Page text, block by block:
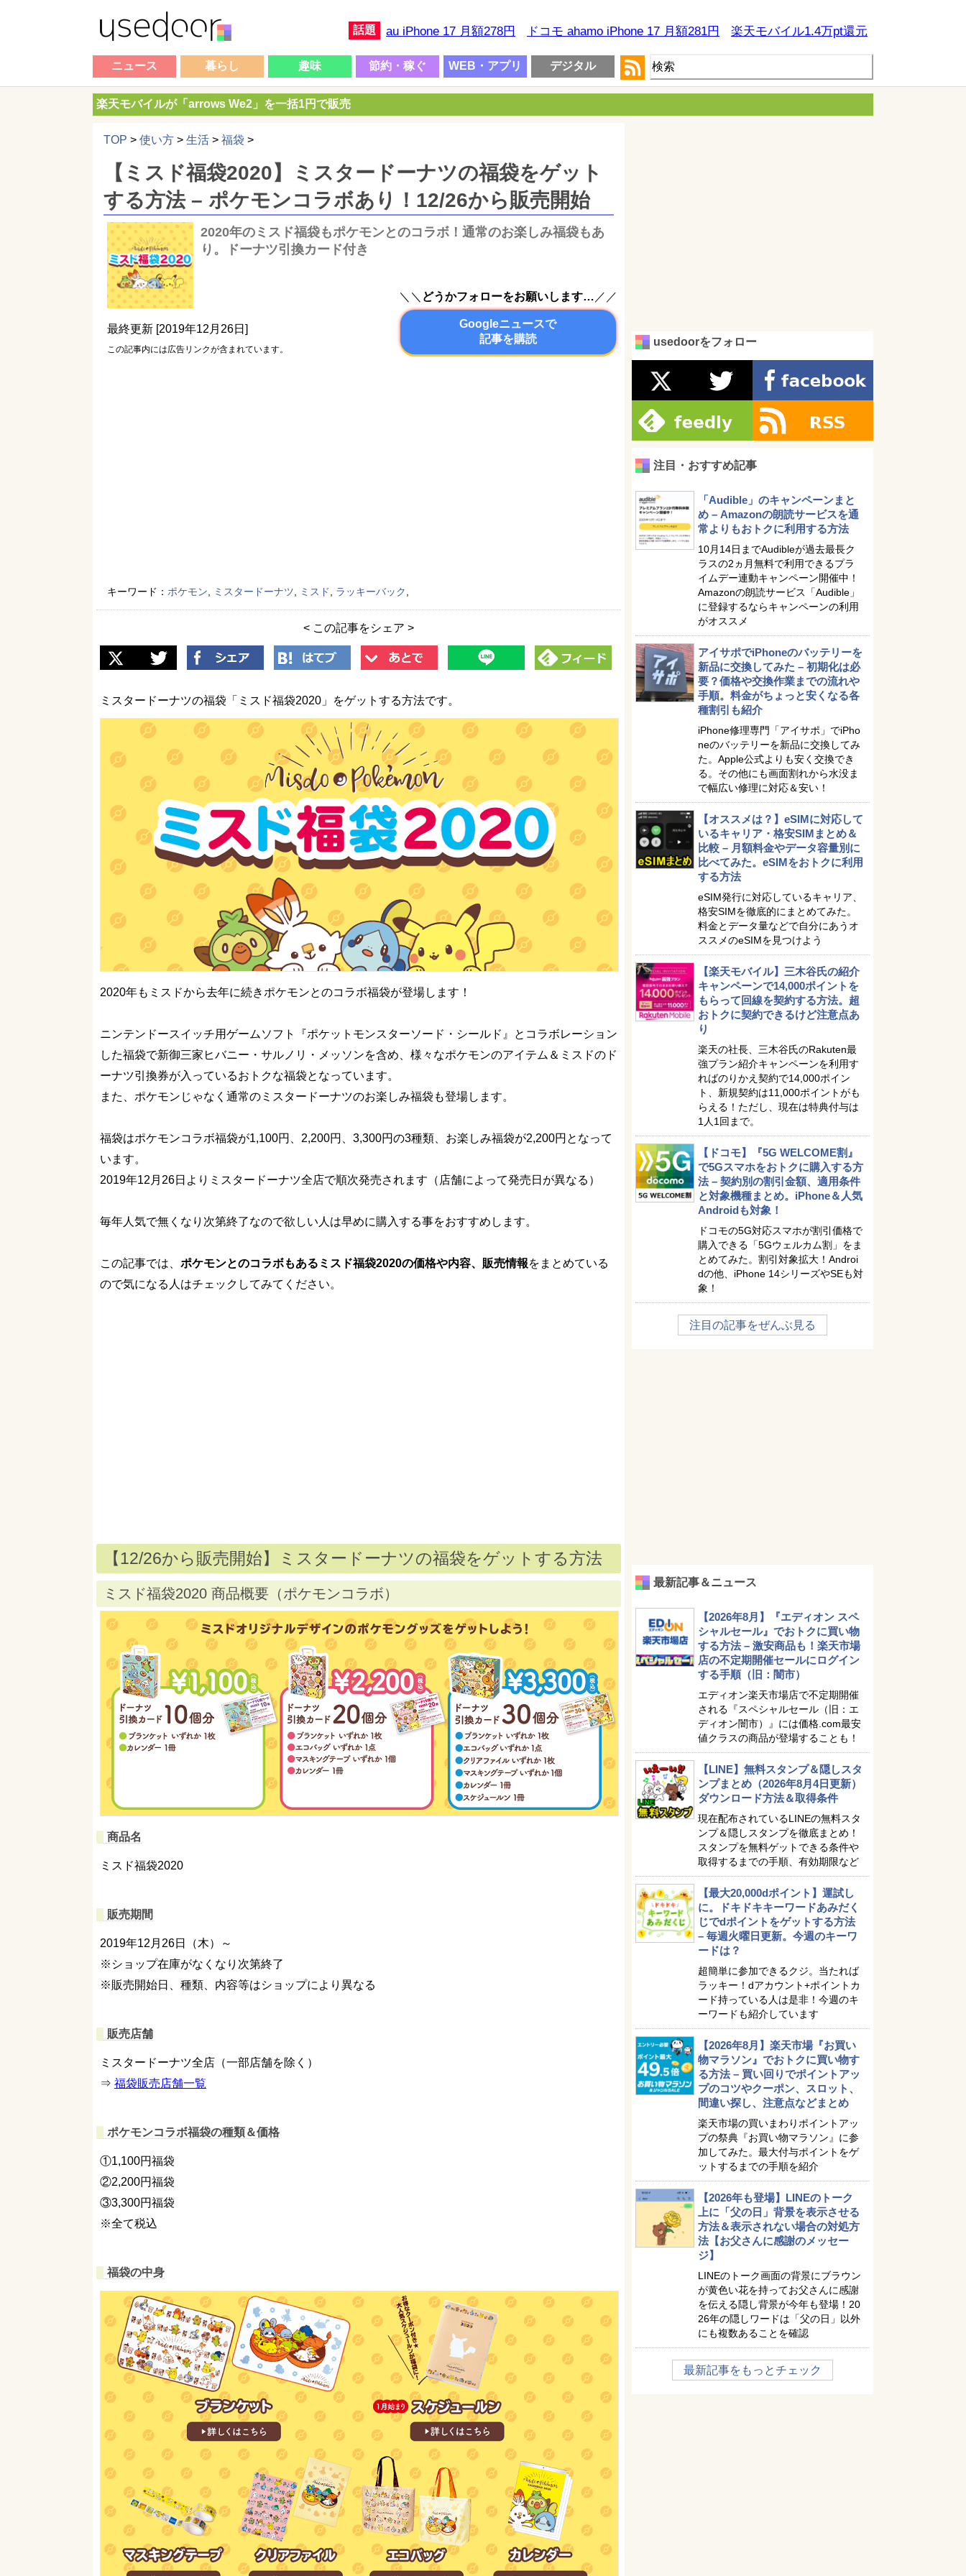
話題 au iPhone 17 月額278円 ドコモ ahamo iPhone 17 月額281円 楽天モバイル1.4万pt還元
ニュース 暮らし 趣味 節約・稼ぐ WEB・アプリ デジタル
楽天モバイルが「arrows We2」を一括1円で販売
TOP > 使い方 > 生活 > 福袋 >
【ミスド福袋2020】ミスタードーナツの福袋をゲット
する方法 – ポケモンコラボあり！12/26から販売開始
2020年のミスド福袋もポケモンとのコラボ！通常のお楽しみ福袋もあ
り。ドーナツ引換カード付き
最終更新 [2019年12月26日]
この記事内には広告リンクが含まれています。
＼＼ どうかフォローをお願いします… ／／
Googleニュースで
記事を購読
キーワード： ポケモン ミスタードーナツ ミスド ラッキーバック
< この記事をシェア >
ミスタードーナツの福袋「ミスド福袋2020」をゲットする方法です。
2020年もミスドから去年に続きポケモンとのコラボ福袋が登場します！
ニンテンドースイッチ用ゲームソフト『ポケットモンスターソード・シールド』とコラボレーション
した福袋で新御三家ヒバニー・サルノリ・メッソンを含め、様々なポケモンのアイテム＆ミスドのド
ーナツ引換券が入っているおトクな福袋となっています。
また、ポケモンじゃなく通常のミスタードーナツのお楽しみ福袋も登場します。
福袋はポケモンコラボ福袋が1,100円、2,200円、3,300円の3種類、お楽しみ福袋が2,200円となって
います。
2019年12月26日よりミスタードーナツ全店で順次発売されます（店舗によって発売日が異なる）
毎年人気で無くなり次第終了なので欲しい人は早めに購入する事をおすすめします。
この記事では、 ポケモンとのコラボもあるミスド福袋2020の価格や内容、販売情報をまとめている
ので気になる人はチェックしてみてください。
【12/26から販売開始】ミスタードーナツの福袋をゲットする方法
ミスド福袋2020 商品概要（ポケモンコラボ）
商品名
ミスド福袋2020
販売期間
2019年12月26日（木）～
※ショップ在庫がなくなり次第終了
※販売開始日、種類、内容等はショップにより異なる
販売店舗
ミスタードーナツ全店（一部店舗を除く）
⇒ 福袋販売店舗一覧
ポケモンコラボ福袋の種類＆価格
①1,100円福袋
②2,200円福袋
③3,300円福袋
※全て税込
福袋の中身
usedoorをフォロー
注目・おすすめ記事
「Audible」のキャンペーンまと
め – Amazonの朗読サービスを通
常よりもおトクに利用する方法
10月14日までAudibleが過去最長ク
ラスの2ヵ月無料で利用できるプラ
イムデー連動キャンペーン開催中！
Amazonの朗読サービス「Audible」
に登録するならキャンペーンの利用
がオススメ
アイサポでiPhoneのバッテリーを
新品に交換してみた – 初期化は必
要？価格や交換作業までの流れや
手順。料金がちょっと安くなる各
種割引も紹介
iPhone修理専門「アイサポ」でiPho
neのバッテリーを新品に交換してみ
た。Apple公式よりも安く交換でき
る。その他にも画面割れから水没ま
で幅広い修理に対応＆安い！
【オススメは？】eSIMに対応して
いるキャリア・格安SIMまとめ＆
比較 – 月額料金やデータ容量別に
比べてみた。eSIMをおトクに利用
する方法
eSIM発行に対応しているキャリア、
格安SIMを徹底的にまとめてみた。
料金とデータ量などで自分にあうオ
ススメのeSIMを見つけよう
【楽天モバイル】三木谷氏の紹介
キャンペーンで14,000ポイントを
もらって回線を契約する方法。超
おトクに契約できるけど注意点あ
り
楽天の社長、三木谷氏のRakuten最
強プラン紹介キャンペーンを利用す
ればのりかえ契約で14,000ポイン
ト、新規契約は11,000ポイントがも
らえる！ただし、現在は特典付与は
1人1回まで。
【ドコモ】『5G WELCOME割』
で5Gスマホをおトクに購入する方
法 – 契約別の割引金額、適用条件
と対象機種まとめ。iPhone＆人気
Androidも対象！
ドコモの5G対応スマホが割引価格で
購入できる「5Gウェルカム割」をま
とめてみた。割引対象拡大！Androi
dの他、iPhone 14シリーズやSEも対
象！
注目の記事をぜんぶ見る
最新記事＆ニュース
【2026年8月】『エディオン スペ
シャルセール』でおトクに買い物
する方法 – 激安商品も！楽天市場
店の不定期開催セールにログイン
する手順（旧：闇市）
エディオン楽天市場店で不定期開催
される『スペシャルセール（旧：エ
ディオン闇市）』には価格.com最安
値クラスの商品が登場することも！
【LINE】無料スタンプ＆隠しスタ
ンプまとめ（2026年8月4日更新）
ダウンロード方法＆取得条件
現在配布されているLINEの無料スタ
ンプ＆隠しスタンプを徹底まとめ！
スタンプを無料ゲットできる条件や
取得するまでの手順、有効期限など
【最大20,000dポイント】運試し
に。ドキドキキーワードあみだく
じでdポイントをゲットする方法
– 毎週火曜日更新。今週のキーワ
ードは？
超簡単に参加できるクジ。当たれば
ラッキー！dアカウント+ポイントカ
ード持っている人は是非！今週のキ
ーワードも紹介しています
【2026年8月】楽天市場『お買い
物マラソン』でおトクに買い物す
る方法 – 買い回りでポイントアッ
プのコツやクーポン、スロット、
間違い探し、注意点などまとめ
楽天市場の買いまわりポイントアッ
プの祭典『お買い物マラソン』に参
加してみた。最大付与ポイントをゲ
ットするまでの手順を紹介
【2026年も登場】LINEのトーク
上に「父の日」背景を表示させる
方法＆表示されない場合の対処方
法【お父さんに感謝のメッセー
ジ】
LINEのトーク画面の背景にブラウン
が黄色い花を持ってお父さんに感謝
を伝える隠し背景が今年も登場！20
26年の隠しワードは「父の日」以外
にも複数あることを確認
最新記事をもっとチェック